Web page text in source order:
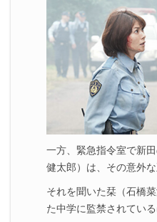
一方、緊急指令室で新
健太郎）は、その意外な
それを聞いた栞（石橋
た中学に監禁されてい